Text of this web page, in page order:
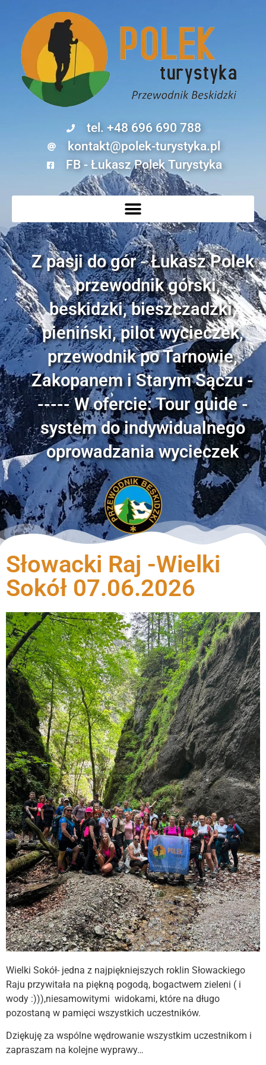
tel. +48 696 690 788
kontakt@polek-turystyka.pl
FB - Łukasz Polek Turystyka
Z pasji do gór - Łukasz Polek
- przewodnik górski,
beskidzki, bieszczadzki,
pieniński, pilot wycieczek,
przewodnik po Tarnowie,
Zakopanem i Starym Sączu -
----- W ofercie: Tour guide -
system do indywidualnego
oprowadzania wycieczek
Słowacki Raj -Wielki
Sokół 07.06.2026
Wielki Sokół- jedna z najpiękniejszych roklin Słowackiego
Raju przywitała na piękną pogodą, bogactwem zieleni ( i
wody :))),niesamowitymi widokami, które na długo
pozostaną w pamięci wszystkich uczestników.
Dziękuję za wspólne wędrowanie wszystkim uczestnikom i
zapraszam na kolejne wyprawy…